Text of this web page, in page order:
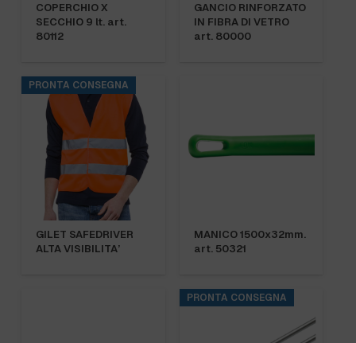
COPERCHIO X
SECCHIO 9 lt. art.
80112
GANCIO RINFORZATO
IN FIBRA DI VETRO
art. 80000
PRONTA CONSEGNA
GILET SAFEDRIVER
ALTA VISIBILITA’
MANICO 1500x32mm.
art. 50321
PRONTA CONSEGNA